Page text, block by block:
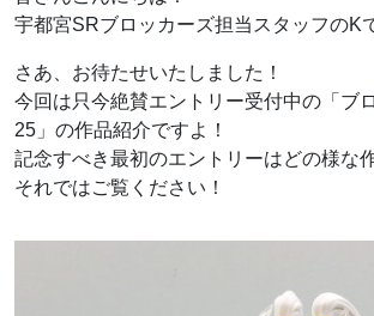
宇都宮SRブロッカーズ担当スタッフのK
さあ、お待たせいたしました！
今回は只今絶賛エントリー受付中の「ブ
25」の作品紹介ですよ！
記念すべき最初のエントリーはどの様な
それではご覧ください！